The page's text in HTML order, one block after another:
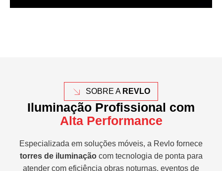
SOBRE A REVLO
Iluminação Profissional com
Alta Performance
Especializada em soluções móveis, a Revlo fornece
torres de iluminaçãocom tecnologia de ponta para
atender com eficiência obras noturnas, eventos de